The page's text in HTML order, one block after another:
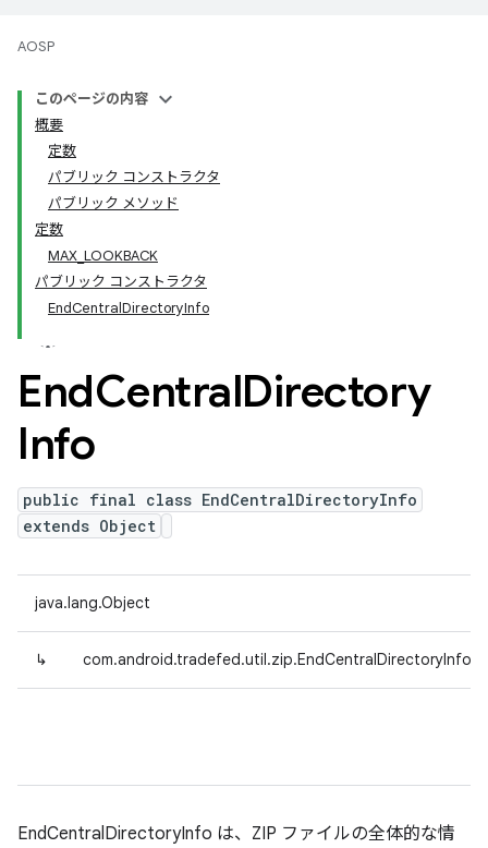
AOSP
このページの内容
概要
定数
パブリック コンストラクタ
パブリック メソッド
定数
MAX_LOOKBACK
パブリック コンストラクタ
EndCentralDirectoryInfo
EndCentralDirectory
Info
public final class EndCentralDirectoryInfo
extends Object
java.lang.Object
↳ com.android.tradefed.util.zip.EndCentralDirectoryInfo
EndCentralDirectoryInfo は、ZIP ファイルの全体的な情